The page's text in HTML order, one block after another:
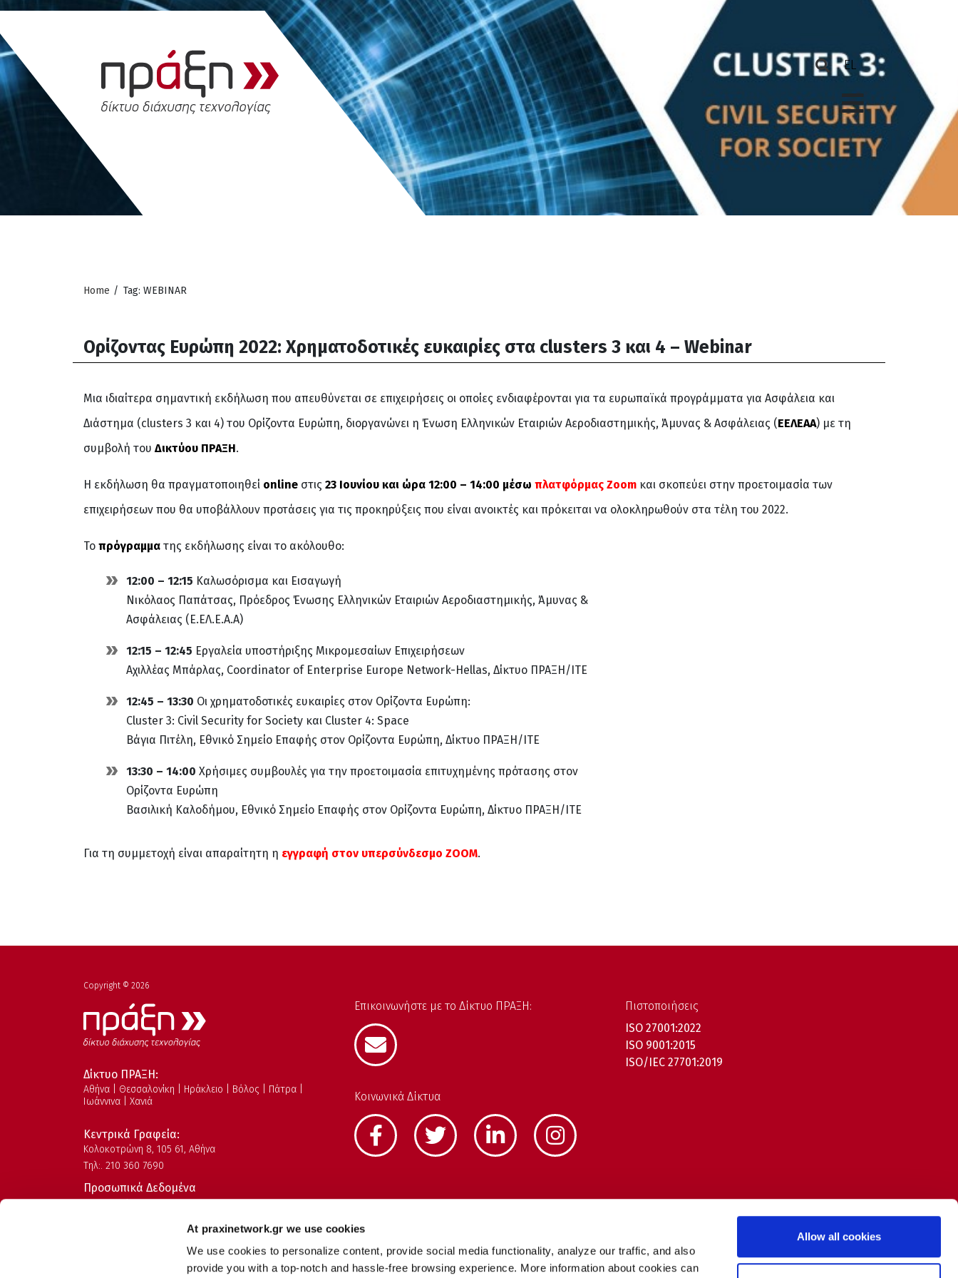
At praxinetwork.gr we use cookies
We use cookies to personalize content, provide social media functionality, analyze our traffic, and also
provide you with a top-notch and hassle-free browsing experience. More information about cookies can
Allow all cookies
Home / Tag: WEBINAR
Ορίζοντας Ευρώπη 2022: Xρηματοδοτικές ευκαιρίες στα clusters 3 και 4 – Webinar
Μια ιδιαίτερα σημαντική εκδήλωση που απευθύνεται σε επιχειρήσεις οι οποίες ενδιαφέρονται για τα ευρωπαϊκά προγράμματα για Ασφάλεια και
Διάστημα (clusters 3 και 4) του Ορίζοντα Ευρώπη, διοργανώνει η Ένωση Ελληνικών Εταιριών Αεροδιαστημικής, Άμυνας & Ασφάλειας (ΕΕΛΕΑΑ) με τη
συμβολή του Δικτύου ΠΡΑΞΗ.
Η εκδήλωση θα πραγματοποιηθεί online στις 23 Ιουνίου και ώρα 12:00 – 14:00 μέσω πλατφόρμας Zoom και σκοπεύει στην προετοιμασία των
επιχειρήσεων που θα υποβάλλουν προτάσεις για τις προκηρύξεις που είναι ανοικτές και πρόκειται να ολοκληρωθούν στα τέλη του 2022.
Το πρόγραμμα της εκδήλωσης είναι το ακόλουθο:
12:00 – 12:15 Καλωσόρισμα και Εισαγωγή
Νικόλαος Παπάτσας, Πρόεδρος Ένωσης Ελληνικών Εταιριών Αεροδιαστημικής, Άμυνας &
Ασφάλειας (Ε.ΕΛ.Ε.Α.Α)
12:15 – 12:45 Εργαλεία υποστήριξης Μικρομεσαίων Επιχειρήσεων
Αχιλλέας Μπάρλας, Coordinator of Enterprise Europe Network-Hellas, Δίκτυο ΠΡΑΞΗ/ITE
12:45 – 13:30 Οι χρηματοδοτικές ευκαιρίες στον Ορίζοντα Ευρώπη:
Cluster 3: Civil Security for Society και Cluster 4: Space
Βάγια Πιτέλη, Εθνικό Σημείο Επαφής στον Ορίζοντα Ευρώπη, Δίκτυο ΠΡΑΞΗ/ITE
13:30 – 14:00 Χρήσιμες συμβουλές για την προετοιμασία επιτυχημένης πρότασης στον
Ορίζοντα Ευρώπη
Βασιλική Καλοδήμου, Εθνικό Σημείο Επαφής στον Ορίζοντα Ευρώπη, Δίκτυο ΠΡΑΞΗ/ITE
Για τη συμμετοχή είναι απαραίτητη η εγγραφή στον υπερσύνδεσμο ZOOM.
Copyright © 2026
Δίκτυο ΠΡΑΞΗ:
Αθήνα | Θεσσαλονίκη | Ηράκλειο | Βόλος | Πάτρα |
Ιωάννινα | Χανιά
Κεντρικά Γραφεία:
Kολοκοτρώνη 8, 105 61, Αθήνα
Τηλ:. 210 360 7690
Προσωπικά Δεδομένα
Πολιτική Ασφάλειας Πληροφοριών
Κώδικας Δεοντολογίας
Επικοινωνήστε με το Δίκτυο ΠΡΑΞΗ:
Κοινωνικά Δίκτυα
Πιστοποιήσεις
ISO 27001:2022
ISO 9001:2015
ISO/IEC 27701:2019